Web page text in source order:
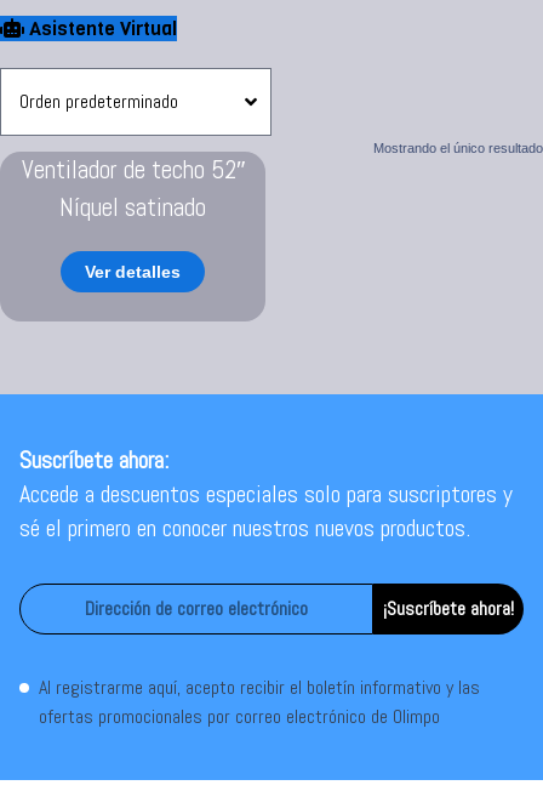
Asistente Virtual
Mostrando el único resultado
Ventilador de techo 52″
Níquel satinado
Ver detalles
Suscríbete ahora:
Accede a descuentos especiales solo para suscriptores y
sé el primero en conocer nuestros nuevos productos.
¡Suscríbete ahora!
Al registrarme aquí, acepto recibir el boletín informativo y las
ofertas promocionales por correo electrónico de Olimpo